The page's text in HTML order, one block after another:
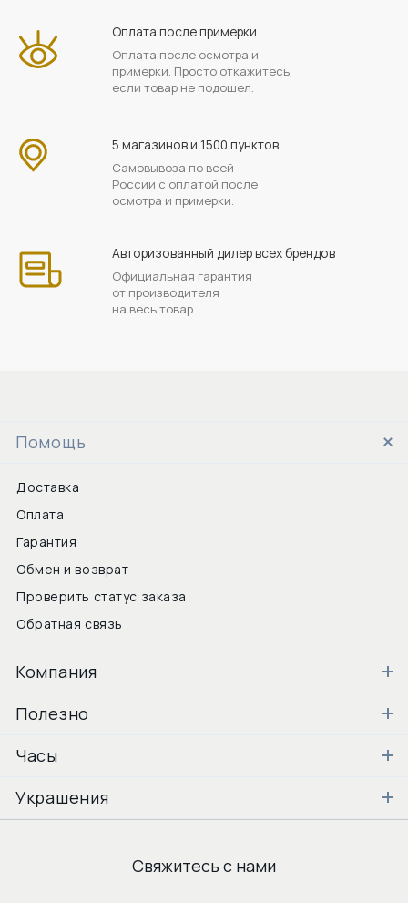
Оплата после примерки
Оплата после осмотра и
примерки. Просто откажитесь,
если товар не подошел.
5 магазинов и 1500 пунктов
Самовывоза по всей
России с оплатой после
осмотра и примерки.
Авторизованный дилер всех брендов
Официальная гарантия
от производителя
на весь товар.
Помощь
Доставка
Оплата
Гарантия
Обмен и возврат
Проверить статус заказа
Обратная связь
Компания
Полезно
Часы
Украшения
Свяжитесь с нами